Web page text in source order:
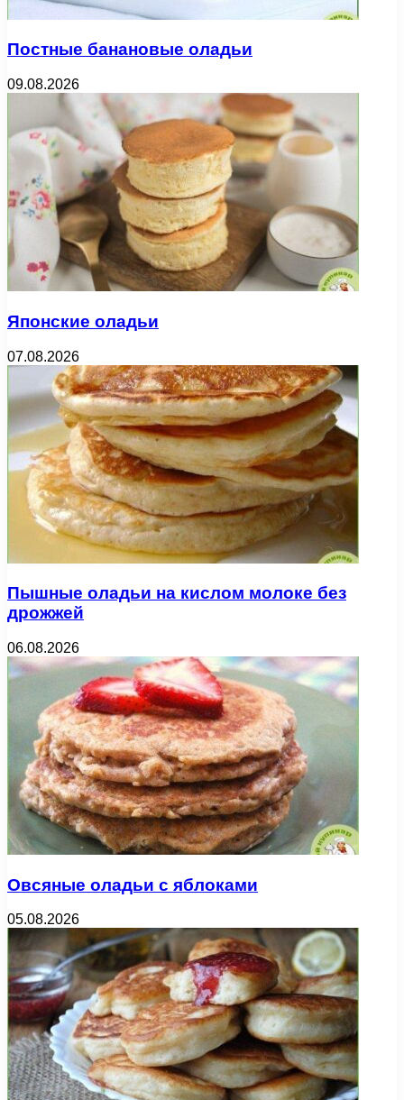
Постные банановые оладьи
09.08.2026
Японские оладьи
07.08.2026
Пышные оладьи на кислом молоке без
дрожжей
06.08.2026
Овсяные оладьи с яблоками
05.08.2026